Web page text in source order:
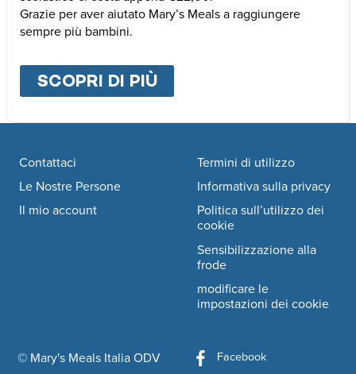
Grazie per aver aiutato Mary’s Meals a raggiungere
sempre più bambini.
SCOPRI DI PIÙABOUT
Footer navigation
© Mary's Meals Italia ODVcompany information
Contattaci
Le Nostre Persone
Il mio account
Termini di utilizzo
Informativa sulla privacy
Politica sull’utilizzo dei
cookie
Sensibilizzazione alla
frode
modificare le
impostazioni dei cookie
Facebook